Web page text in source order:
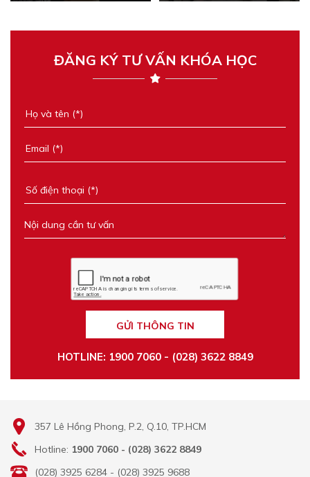
ĐĂNG KÝ TƯ VẤN KHÓA HỌC
GỬI THÔNG TIN
HOTLINE: 1900 7060 - (028) 3622 8849
357 Lê Hồng Phong, P.2, Q.10, TP.HCM
Hotline: 1900 7060 - (028) 3622 8849
(028) 3925 6284 - (028) 3925 9688